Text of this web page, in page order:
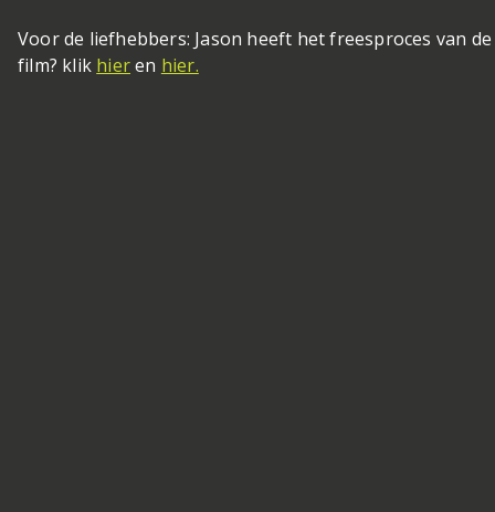
Voor de liefhebbers: Jason heeft het freesproces van
film? klik hieren hier.